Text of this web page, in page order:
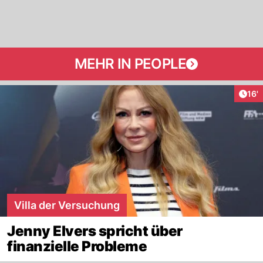
MEHR IN PEOPLE
16'
Villa der Versuchung
Jenny Elvers spricht über
finanzielle Probleme